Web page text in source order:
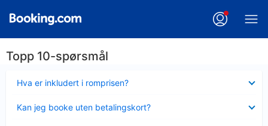
Topp 10-spørsmål
Hva er inkludert i romprisen?
mindre
Kan jeg booke uten betalingskort?
mindre